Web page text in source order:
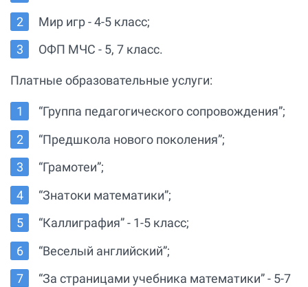
Мир игр - 4-5 класс;
ОФП МЧС - 5, 7 класс.
Платные образовательные услуги:
“Группа педагогического сопровождения”;
“Предшкола нового поколения”;
“Грамотеи”;
“Знатоки математики”;
“Каллиграфия” - 1-5 класс;
“Веселый английский”;
“За страницами учебника математики” - 5-7